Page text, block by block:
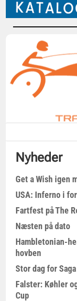
Nyheder
Get a Wish igen
USA: Inferno i
Fartfest på The
Næsten på dato
Hambletonian-
hovben
Stor dag for
Falster: Køhler
Cup